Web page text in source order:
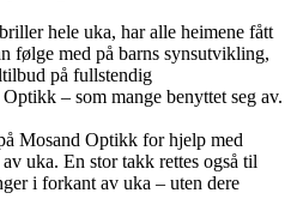
hele uka, har alle heimene fått
følge med på barns synsutvikling,
på fullstendig
– som mange benyttet seg av.
Mosand Optikk for hjelp med
uka. En stor takk rettes også til
i forkant av uka – uten dere